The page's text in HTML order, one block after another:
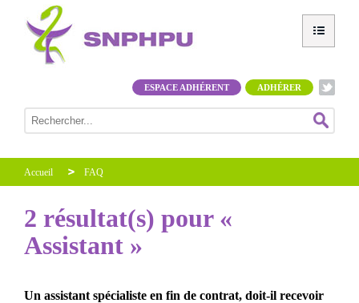
ADHÉRER
ESPACE ADHÉRENT
Accueil FAQ
2 résultat(s) pour «
Assistant »
Un assistant spécialiste en fin de contrat, doit-il recevoir